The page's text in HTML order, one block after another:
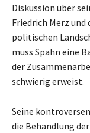
Diskussion über
Friedrich Merz
politischen
muss Spahn eine
der
schwierig erweist.
Seine
die Behandlung